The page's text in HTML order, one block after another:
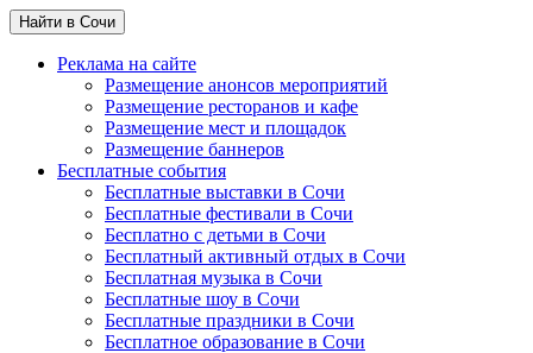
Найти в Сочи
Реклама на сайте
Размещение анонсов мероприятий
Размещение ресторанов и кафе
Размещение мест и площадок
Размещение баннеров
Бесплатные события
Бесплатные выставки в Сочи
Бесплатные фестивали в Сочи
Бесплатно с детьми в Сочи
Бесплатный активный отдых в Сочи
Бесплатная музыка в Сочи
Бесплатные шоу в Сочи
Бесплатные праздники в Сочи
Бесплатное образование в Сочи